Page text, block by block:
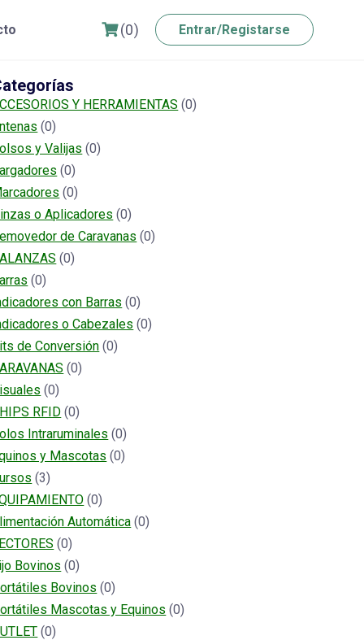
(0) Entrar/Registarse
Y HERRAMIENTAS (0)
(0)
y Valijas (0)
(0)
(0)
o Aplicadores (0)
de Caravanas (0)
(0)
(0)
con Barras (0)
o Cabezales (0)
de Conversión (0)
(0)
(0)
RFID (0)
Intraruminales (0)
y Mascotas (0)
(3)
(0)
Automática (0)
(0)
Bovinos (0)
Bovinos (0)
Mascotas y Equinos (0)
(0)